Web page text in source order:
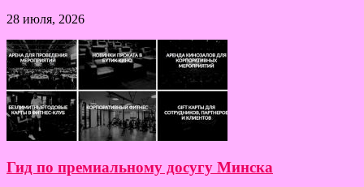
28 июля, 2026
Гид по премиальному досугу Минска